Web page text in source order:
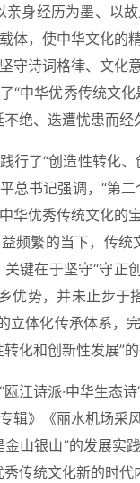
身经历为墨、以
体，使中华文化的
守诗词格律、文化
“中华优秀传统文
绝、迭遭忧患而经
行了“创造性转化
总书记强调，“第
华优秀传统文化的
频繁的当下，传
关键在于坚守“守
优势，并未止步于
立体化传承体系，
化和创新性发展”的
江诗派·中华生态
辑》《丽水机场采
山银山”的发展实
传统文化新的时代